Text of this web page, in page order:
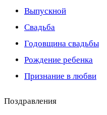
Выпускной
Свадьба
Годовщина свадьбы
Рождение ребенка
Признание в любви
Поздравления